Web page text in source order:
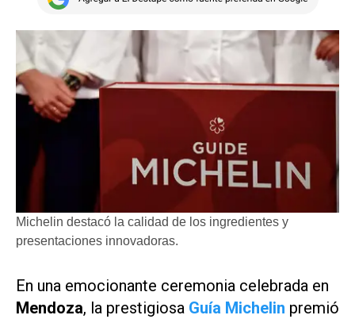
Michelin destacó la calidad de los ingredientes y
presentaciones innovadoras.
En una emocionante ceremonia celebrada en
Mendoza, la prestigiosa Guía Michelin premió